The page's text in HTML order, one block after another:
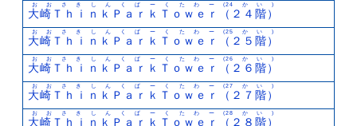
大崎ＴｈｉｎｋＰａｒｋＴｏｗｅｒ（２４階）
おおさきしんくぱーくたわー(24かい)
大崎ＴｈｉｎｋＰａｒｋＴｏｗｅｒ（２５階）
おおさきしんくぱーくたわー(25かい)
大崎ＴｈｉｎｋＰａｒｋＴｏｗｅｒ（２６階）
おおさきしんくぱーくたわー(26かい)
大崎ＴｈｉｎｋＰａｒｋＴｏｗｅｒ（２７階）
おおさきしんくぱーくたわー(27かい)
大崎ＴｈｉｎｋＰａｒｋＴｏｗｅｒ（２８階）
おおさきしんくぱーくたわー(28かい)